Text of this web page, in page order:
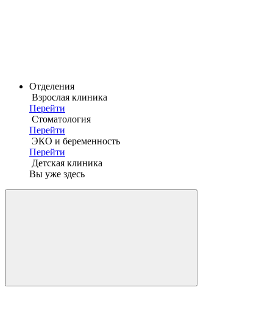
Отделения
Взрослая клиника
Перейти
Стоматология
Перейти
ЭКО и беременность
Перейти
Детская клиника
Вы уже здесь